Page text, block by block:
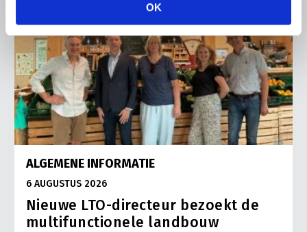
OK
ALGEMENE INFORMATIE
6 AUGUSTUS 2026
Nieuwe LTO-directeur bezoekt de
multifunctionele landbouw